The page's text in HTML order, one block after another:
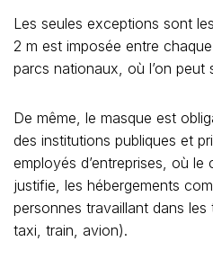
Les seules exceptions sont
2 m est imposée entre
parcs nationaux, où l’on peut
De même, le masque est
des institutions publiques et
employés d’entreprises, où
justifie, les hébergements
personnes travaillant dans les
taxi, train, avion).